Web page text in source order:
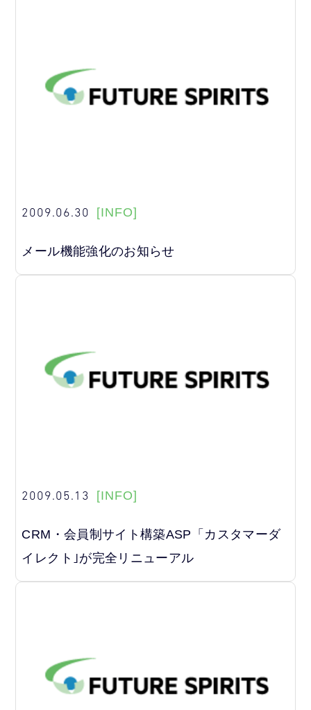
2009.06.30 [INFO]
メール機能強化のお知らせ
2009.05.13 [INFO]
CRM・会員制サイト構築ASP「カスタマーダ
イレクト｣が完全リニューアル